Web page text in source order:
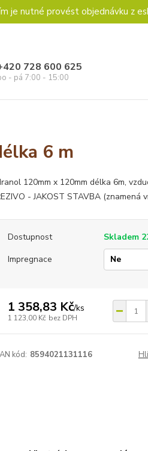
je nutné provést objednávku z
728 600 625
- pá 7:00 - 15:00
6 m
120mm x 120mm délka 6m,
- JAKOST STAVBA (znamená
Dostupnost
Skladem
Impregnace
1 358,83 Kč/ks
1 123,00 Kč bez DPH
kód: 8594021131116